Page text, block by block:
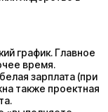
график. Главное
время.
зарплата (при
также проектная